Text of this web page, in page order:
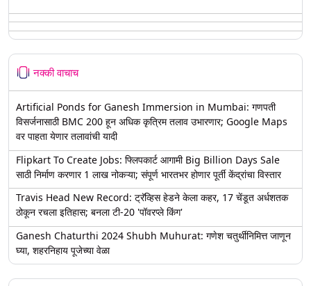
नक्की वाचाच
Artificial Ponds for Ganesh Immersion in Mumbai: गणपती
विसर्जनासाठी BMC 200 हून अधिक कृत्रिम तलाव उभारणार; Google Maps
वर पाहता येणार तलावांची यादी
Flipkart To Create Jobs: फ्लिपकार्ट आगामी Big Billion Days Sale
साठी निर्माण करणार 1 लाख नोकऱ्या; संपूर्ण भारतभर होणार पूर्ती केंद्रांचा विस्तार
Travis Head New Record: ट्रॅव्हिस हेडने केला कहर, 17 चेंडूत अर्धशतक
ठोकून रचला इतिहास; बनला टी-20 'पॉवरप्ले किंग'
Ganesh Chaturthi 2024 Shubh Muhurat: गणेश चतुर्थीनिमित्त जाणून
घ्या, शहरनिहाय पूजेच्या वेळा